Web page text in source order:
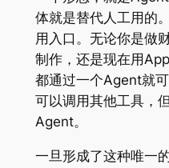
体就是替代人工用的
用入口。无论你是做
制作，还是现在用
都通过一个Agent就
可以调用其他工具，
Agent。
一旦形成了这种唯一